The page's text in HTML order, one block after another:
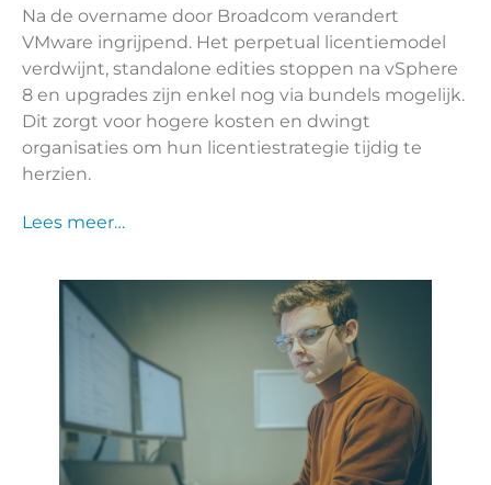
Na de overname door Broadcom verandert
VMware ingrijpend. Het perpetual licentiemodel
verdwijnt, standalone edities stoppen na vSphere
8 en upgrades zijn enkel nog via bundels mogelijk.
Dit zorgt voor hogere kosten en dwingt
organisaties om hun licentiestrategie tijdig te
herzien.
Lees meer…